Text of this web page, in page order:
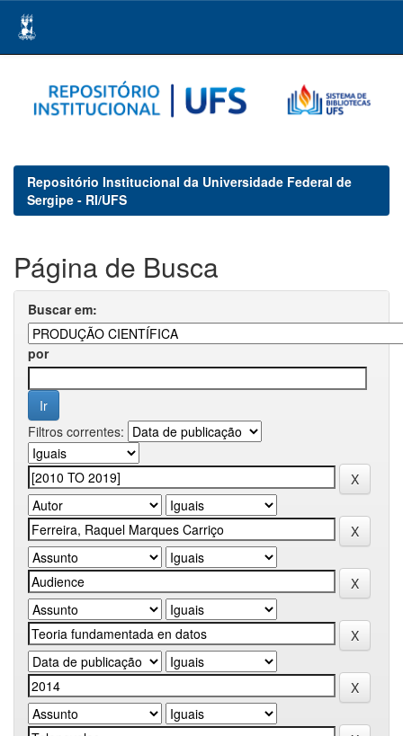
navigation
Repositório Institucional da Universidade Federal de
Sergipe - RI/UFS
Página de Busca
Buscar em:
por
Filtros correntes: